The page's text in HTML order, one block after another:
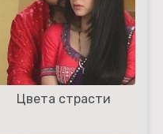
Цвета страсти